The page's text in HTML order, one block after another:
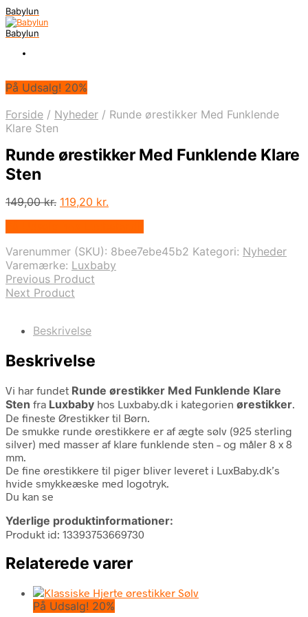
Babylun
Babylun
På Udsalg! 20%
Forside / Nyheder / Runde ørestikker Med Funklende
Klare Sten
Runde ørestikker Med Funklende Klare
Sten
149,00kr. Den
149,00 kr..
119,20 kr.
119,20 kr..
Varenummer (SKU): 8bee7ebe45b2 Kategori: Nyheder
Varemærke: Luxbaby
Previous Product
Next Product
Beskrivelse
Beskrivelse
Vi har fundet Runde ørestikker Med Funklende Klare
Sten fra Luxbaby hos Luxbaby.dk i kategorien ørestikker.
De fineste Ørestikker til Børn.
De smukke runde ørestikkere er af ægte sølv (925 sterling
silver) med masser af klare funklende sten – og måler 8 x 8
mm.
De fine ørestikkere til piger bliver leveret i LuxBaby.dk’s
hvide smykkeæske med logotryk.
Du kan se
Yderlige produktinformationer:
Produkt id: 13393753669730
Relaterede varer
På Udsalg! 20%